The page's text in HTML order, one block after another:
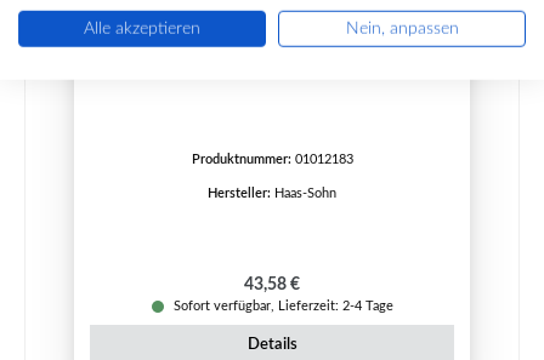
Haas+Sohn Dalen 304.15 Rückwandstein links
Produktnummer: 01012183
Hersteller: Haas-Sohn
Regulärer Preis:
43,58 €
Sofort verfügbar, Lieferzeit: 2-4 Tage
Details
Alle akzeptieren Nein, anpassen